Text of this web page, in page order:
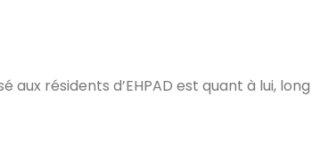
résidents d’EHPAD est quant à lui, long